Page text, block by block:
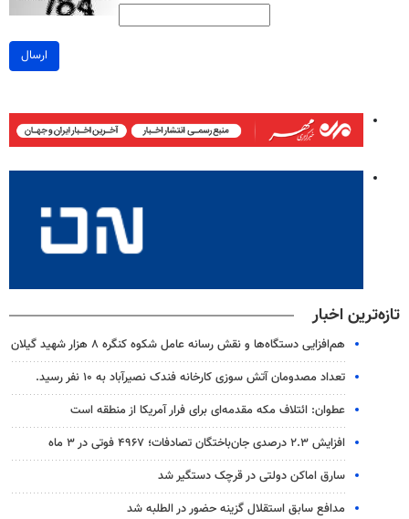
ارسال
تازه‌ترین اخبار
هم‌افزایی دستگاه‌ها و نقش رسانه عامل شکوه کنگره ۸ هزار شهید گیلان
تعداد مصدومان آتش سوزی کارخانه فندک نصیرآباد به ۱۰ نفر رسید.
عطوان: ائتلاف مکه مقدمه‌ای برای فرار آمریکا از منطقه است
افزایش ۲.۳ درصدی جان‌باختگان تصادفات؛ ۴۹۶۷ فوتی در ۳ ماه
سارق اماکن دولتی در قرچک دستگیر شد
مدافع سابق استقلال گزینه حضور در الطلبه شد